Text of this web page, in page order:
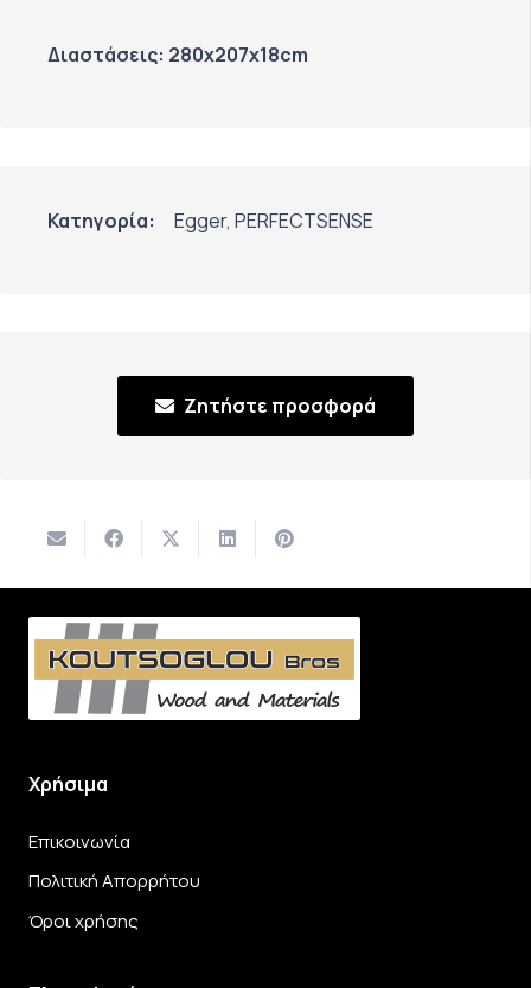
Διαστάσεις: 280x207x18cm
Κατηγορία: Egger, PERFECTSENSE
Ζητήστε προσφορά
Χρήσιμα
Επικοινωνία
Πολιτική Απορρήτου
Όροι χρήσης